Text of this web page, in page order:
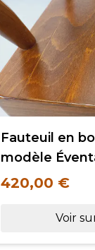
Fauteuil en
modèle
420,00 €
Voir